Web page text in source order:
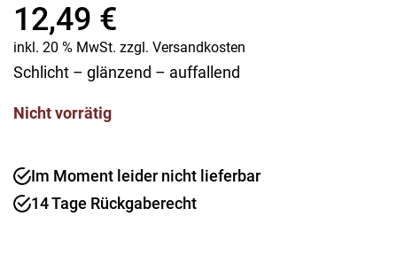
12,49 €
inkl. 20 % MwSt. zzgl. Versandkosten
Schlicht – glänzend – auffallend
Nicht vorrätig
Im Moment leider nicht lieferbar
14 Tage Rückgaberecht